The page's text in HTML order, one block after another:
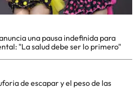
una pausa indefinida para
"La salud debe ser lo primero"
de escapar y el peso de las